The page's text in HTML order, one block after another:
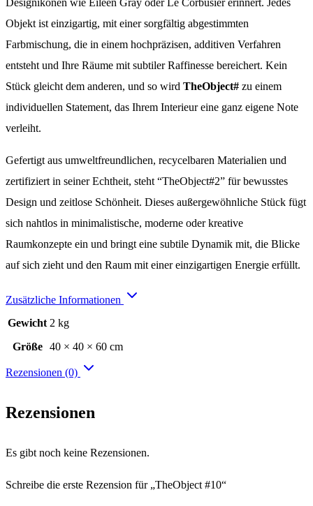
Objekt ist einzigartig, mit einer sorgfältig abgestimmten
Farbmischung, die in einem hochpräzisen, additiven Verfahren
entsteht und Ihre Räume mit subtiler Raffinesse bereichert. Kein
Stück gleicht dem anderen, und so wird TheObject# zu einem
individuellen Statement, das Ihrem Interieur eine ganz eigene Note
verleiht.
Gefertigt aus umweltfreundlichen, recycelbaren Materialien und
zertifiziert in seiner Echtheit, steht “TheObject#2” für bewusstes
Design und zeitlose Schönheit. Dieses außergewöhnliche Stück fügt
sich nahtlos in minimalistische, moderne oder kreative
Raumkonzepte ein und bringt eine subtile Dynamik mit, die Blicke
auf sich zieht und den Raum mit einer einzigartigen Energie erfüllt.
Zusätzliche Informationen
Gewicht 2 kg
Größe
40 × 40 × 60 cm
Rezensionen (0)
Rezensionen
Es gibt noch keine Rezensionen.
Schreibe die erste Rezension für „TheObject #10“